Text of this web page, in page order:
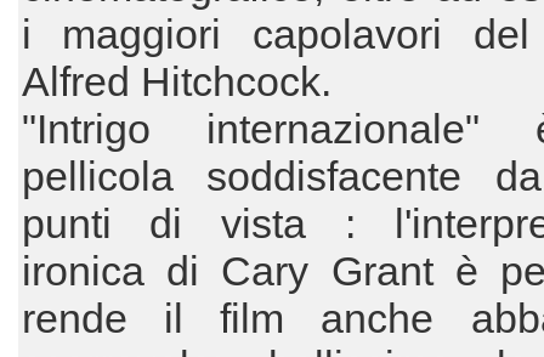
i maggiori capolavori del
Alfred Hitchcock.
"Intrigo
pellicola soddisfacente
punti di vista :
ironica di Cary Grant è
rende il film anche